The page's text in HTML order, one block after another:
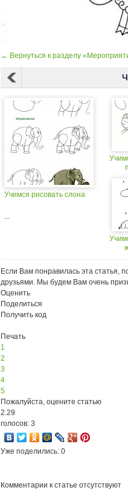
← Вернуться к разделу
Учимся рисовать слона
...
Если Вам понравилась эта статья,
друзьями. Мы будем Вам очень
Оценить
Поделиться
Получить код
Печать
1
2
3
4
5
Пожалуйста, оцените статью
2.29
голосов: 3
Уже поделились: 0
Комментарии к статье отсутствуют